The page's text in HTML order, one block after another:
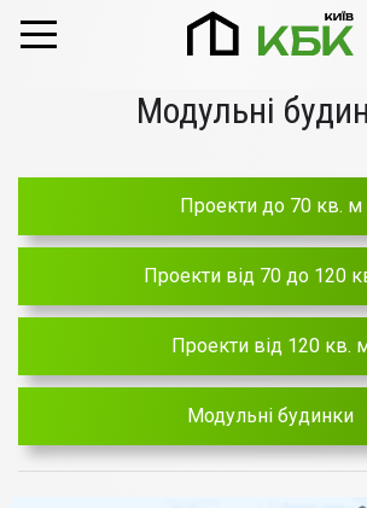
Модульні
Проекти до 70 кв. м
Проекти від 70 до 120
Проекти від 120 кв.
Модульні будинки